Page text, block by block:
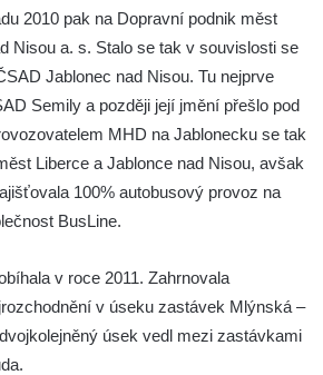
2010 pak na Dopravní podnik měst
Nisou a. s. Stalo se tak v souvislosti se
Jablonec nad Nisou. Tu nejprve
Semily a později její jmění přešlo pod
MHD na Jablonecku se tak
Liberce a Jablonce nad Nisou, avšak
100% autobusový provoz na
BusLine.
v roce 2011. Zahrnovala
v úseku zastávek Mlýnská –
úsek vedl mezi zastávkami